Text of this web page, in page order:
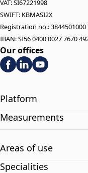
VAT: SI67221998
SWIFT: KBMASI2X
Registration no.: 3844501000
IBAN: SI56 0400 0027 7670
Our offices
Platform
Measurements
Areas of use
Specialities